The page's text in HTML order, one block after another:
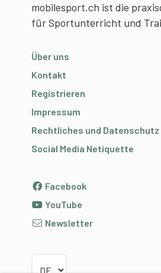
mobilesport.ch ist die
für Sportunterricht und
Über uns
Kontakt
Registrieren
Impressum
Rechtliches und Datenschutz
Social Media Netiquette
Facebook
YouTube
Newsletter